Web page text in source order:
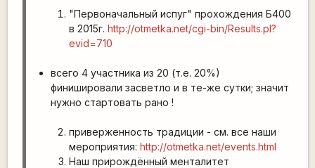
"Первоначальный испуг" прохождения Б400
в 2015г. http://otmetka.net/cgi-bin/Results.pl?
evid=710
всего 4 участника из 20 (т.е. 20%)
финишировали засветло и в те-же сутки; значит
нужно стартовать рано !
приверженность традиции - см. все наши
мероприятия: http://otmetka.net/events.html
Наш прирождённый менталитет